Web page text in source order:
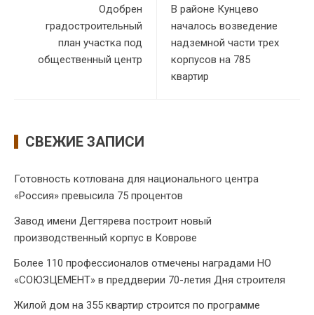
Одобрен
градостроительный
план участка под
общественный центр
В районе Кунцево
началось возведение
надземной части трех
корпусов на 785
квартир
СВЕЖИЕ ЗАПИСИ
Готовность котлована для национального центра
«Россия» превысила 75 процентов
Завод имени Дегтярева построит новый
производственный корпус в Коврове
Более 110 профессионалов отмечены наградами НО
«СОЮЗЦЕМЕНТ» в преддверии 70-летия Дня строителя
Жилой дом на 355 квартир строится по программе